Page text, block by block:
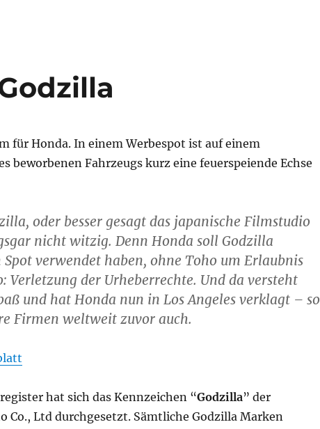
für Honda. In einem Werbespot ist auf einem
beworbenen Fahrzeugs kurz eine feuerspeiende Echse
oder besser gesagt das japanische Filmstudio
nicht witzig. Denn Honda soll Godzilla
verwendet haben, ohne Toho um Erlaubnis
Verletzung der Urheberrechte. Und da versteht
und hat Honda nun in Los Angeles verklagt – so
Firmen weltweit zuvor auch.
hat sich das Kennzeichen “Godzilla” der
Co., Ltd durchgesetzt. Sämtliche Godzilla Marken